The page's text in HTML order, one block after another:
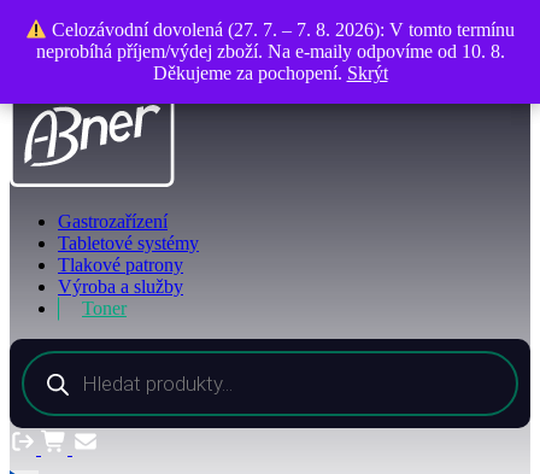
O společnosti
Kontakty
Gastrozařízení
Tabletové systémy
Tlakové patrony
Výroba a služby
Toner
Products
search
Celozávodní dovolená (27. 7. – 7. 8. 2026): V tomto termínu
neprobíhá příjem/výdej zboží. Na e-maily odpovíme od 10. 8.
Děkujeme za pochopení. Skrýt
Celozávodní dovolená (27. 7. – 7. 8. 2026): V tomto termínu
neprobíhá příjem/výdej zboží. Na e-maily odpovíme od 10. 8.
Děkujeme za pochopení. Skrýt